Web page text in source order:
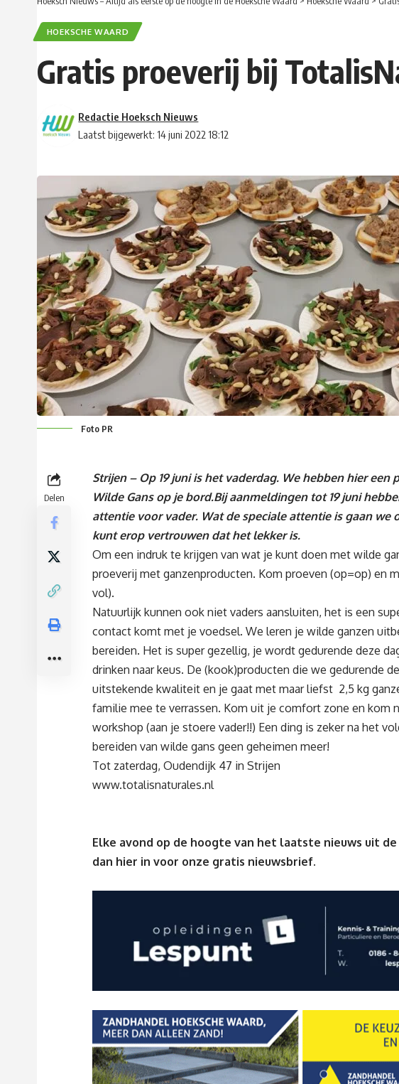
HOEKSCHE WAARD
Gratis proeverij bij
Laatst bijgewerkt: 14 juni 2022 18:12
Redactie Hoeksch Nieuws
Foto PR
Delen
Strijen – Op 19 juni is het vaderdag. We hebben hier
Wilde Gans op je bord.Bij aanmeldingen tot 19 juni
attentie voor vader. Wat de speciale attentie is gaan we
kunt erop vertrouwen dat het lekker is.
Om een indruk te krijgen van wat je kunt doen met wilde
proeverij met ganzenproducten. Kom proeven (op=op) en
vol).
Natuurlijk kunnen ook niet vaders aansluiten, het is een
contact komt met je voedsel. We leren je wilde ganzen
bereiden. Het is super gezellig, je wordt gedurende deze
drinken naar keus. De (kook)producten die we gedurende
uitstekende kwaliteit en je gaat met maar liefst 2,5 kg
familie mee te verrassen. Kom uit je comfort zone en kom
workshop (aan je stoere vader!!) Een ding is zeker na het
bereiden van wilde gans geen geheimen meer!
Tot zaterdag, Oudendijk 47 in Strijen
www.totalisnaturales.nl
Elke avond op de hoogte van het laatste nieuws uit de
dan hier in voor onze gratis nieuwsbrief.